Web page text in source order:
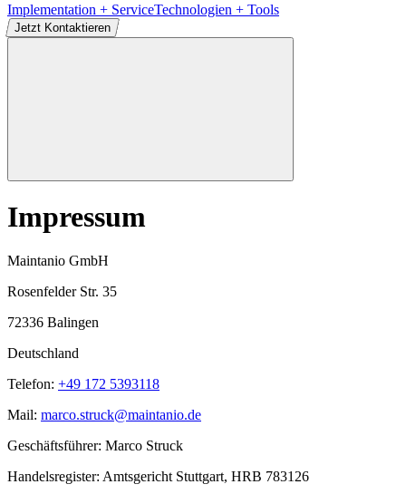
Implementation + ServiceTechnologien + Tools
Jetzt Kontaktieren
Impressum
Maintanio GmbH
Rosenfelder Str. 35
72336 Balingen
Deutschland
Telefon: +49 172 5393118
Mail: marco.struck@maintanio.de
Geschäftsführer: Marco Struck
Handelsregister: Amtsgericht Stuttgart, HRB 783126